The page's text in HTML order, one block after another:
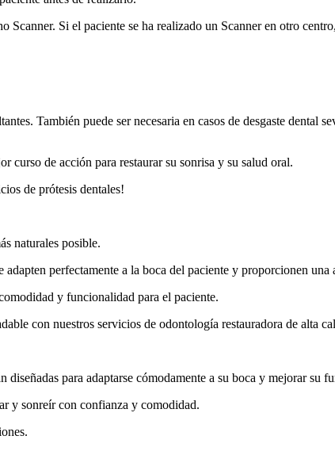
Si el paciente se ha realizado un Scanner en otro
También puede ser necesaria en casos de desgaste dental
curso de acción para restaurar su sonrisa y su salud oral.
de prótesis dentales!
naturales posible.
perfectamente a la boca del paciente y proporcionen
y funcionalidad para el paciente.
con nuestros servicios de odontología restauradora de alta
para adaptarse cómodamente a su boca y mejorar su
y sonreír con confianza y comodidad.